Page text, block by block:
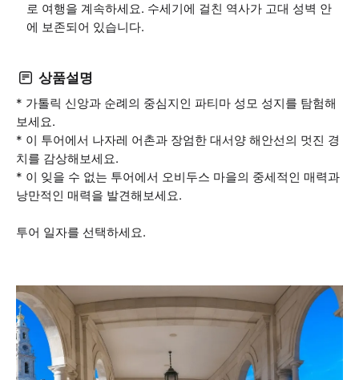
로 여행을 계속하세요. 수세기에 걸친 역사가 고대 성벽 안
에 보존되어 있습니다.
상품설명
* 가톨릭 신앙과 순례의 중심지인 파티마 성모 성지를 탐험해
보세요.
* 이 투어에서 나자레 어촌과 장엄한 대서양 해안선의 멋진 경
치를 감상해보세요.
* 이 잊을 수 없는 투어에서 오비두스 마을의 중세적인 매력과
낭만적인 매력을 발견해보세요.
투어 일자를 선택하세요.